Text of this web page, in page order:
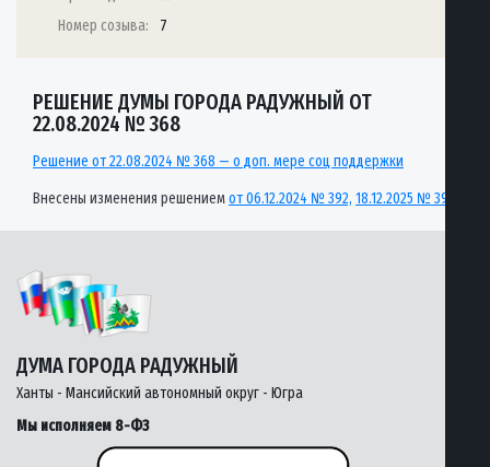
Номер созыва:
7
РЕШЕНИЕ ДУМЫ ГОРОДА РАДУЖНЫЙ ОТ
22.08.2024 № 368
Решение от 22.08.2024 № 368 — о доп. мере соц поддержки
Внесены изменения решениемот 06.12.2024 № 392, 18.12.2025 № 39
ДУМА ГОРОДА РАДУЖНЫЙ
Ханты - Мансийский автономный округ - Югра
Мы исполняем 8-ФЗ